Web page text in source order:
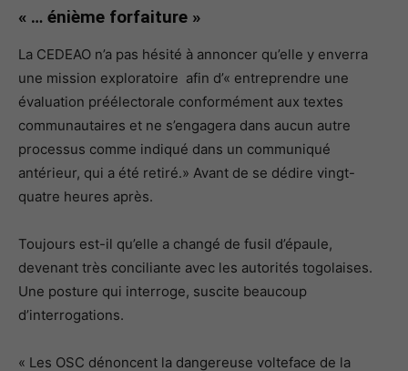
« … énième forfaiture »
La CEDEAO n’a pas hésité à annoncer qu’elle y enverra
une mission exploratoire afin d’« entreprendre une
évaluation préélectorale conformément aux textes
communautaires et ne s’engagera dans aucun autre
processus comme indiqué dans un communiqué
antérieur, qui a été retiré.» Avant de se dédire vingt-
quatre heures après.
Toujours est-il qu’elle a changé de fusil d’épaule,
devenant très conciliante avec les autorités togolaises.
Une posture qui interroge, suscite beaucoup
d’interrogations.
« Les OSC dénoncent la dangereuse volteface de la